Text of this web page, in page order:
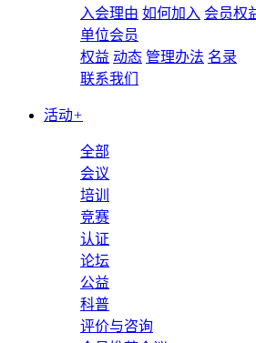
入会理由 如何加入 会员权
单位会员
权益 动态 管理办法 名录
联系我们
活动+
全部
会议
培训
竞赛
认证
论坛
公益
科普
评价与咨询